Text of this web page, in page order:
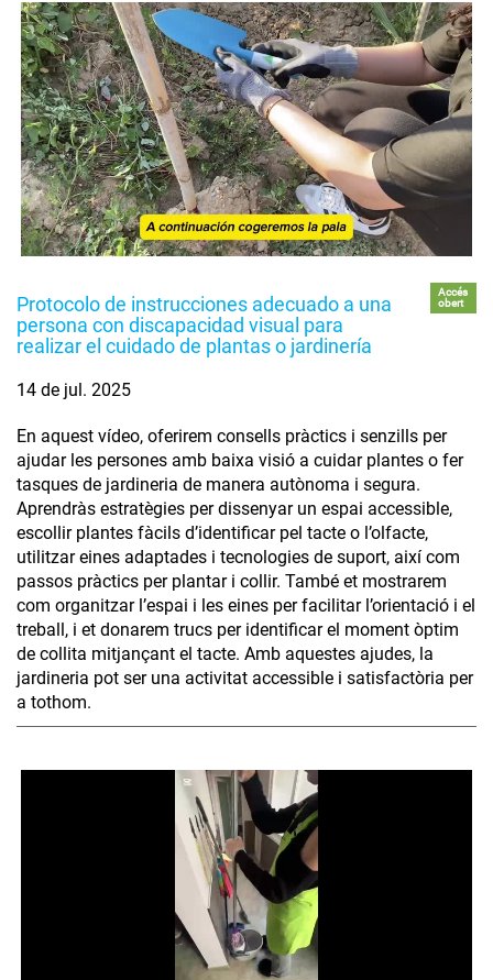
Protocolo de instrucciones adecuado a una
persona con discapacidad visual para
realizar el cuidado de plantas o jardinería
Accés
obert
14 de jul. 2025
En aquest vídeo, oferirem consells pràctics i senzills per
ajudar les persones amb baixa visió a cuidar plantes o fer
tasques de jardineria de manera autònoma i segura.
Aprendràs estratègies per dissenyar un espai accessible,
escollir plantes fàcils d’identificar pel tacte o l’olfacte,
utilitzar eines adaptades i tecnologies de suport, així com
passos pràctics per plantar i collir. També et mostrarem
com organitzar l’espai i les eines per facilitar l’orientació i el
treball, i et donarem trucs per identificar el moment òptim
de collita mitjançant el tacte. Amb aquestes ajudes, la
jardineria pot ser una activitat accessible i satisfactòria per
a tothom.